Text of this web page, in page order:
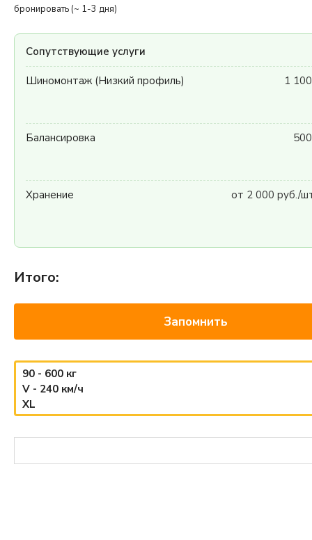
бронировать (~ 1-3 дня)
Сопутствующие услуги
Шиномонтаж (Низкий профиль) 1
Балансировка
Хранение от 2 000 руб./
Итого:
Запомнить
90 - 600 кг
V - 240 км/ч
XL